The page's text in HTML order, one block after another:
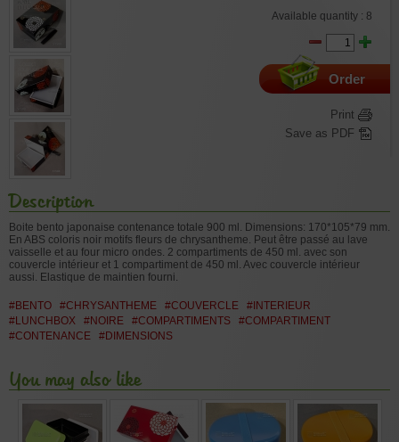
Available quantity : 8
Order
Print
Save as PDF
Description
Boite bento japonaise contenance totale 900 ml. Dimensions: 170*105*79 mm.
En ABS coloris noir motifs fleurs de chrysantheme. Peut être passé au lave
vaisselle et au four micro ondes. 2 compartiments de 450 ml. avec son
couvercle intérieur et 1 compartiment de 450 ml. Avec couvercle intérieur
aussi. Elastique de maintien fourni.
#BENTO #CHRYSANTHEME #COUVERCLE
#INTERIEUR
#LUNCHBOX
#NOIRE #COMPARTIMENTS
#COMPARTIMENT
#CONTENANCE
#DIMENSIONS
You may also like